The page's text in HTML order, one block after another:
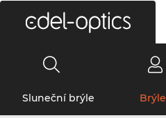
Sluneční brýle Brýle